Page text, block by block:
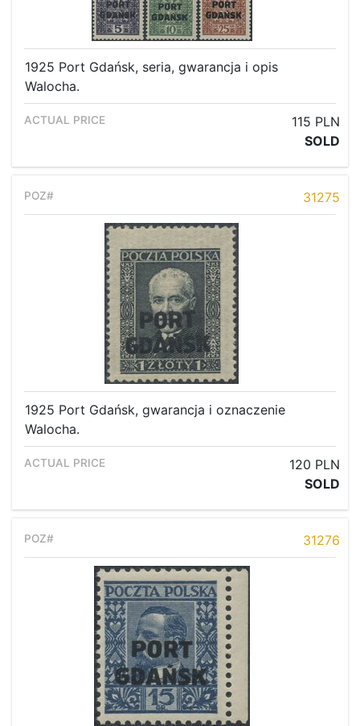
1925 Port Gdańsk, seria, gwarancja i opis
Walocha.
115 PLN
SOLD
31275
1925 Port Gdańsk, gwarancja i oznaczenie
Walocha.
120 PLN
SOLD
31276